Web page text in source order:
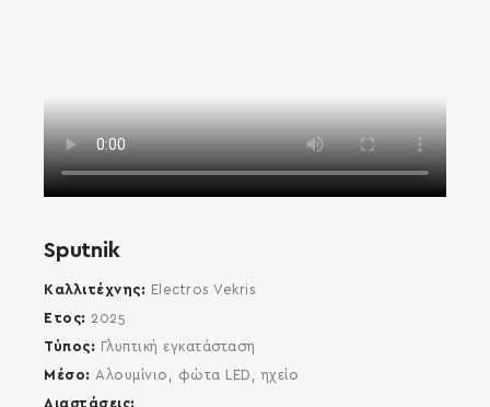
Sputnik
Καλλιτέχνης
Electros Vekris
Έτος
2025
Τύπος
Γλυπτική εγκατάσταση
Μέσο
Αλουμίνιο, φώτα LED, ηχείο